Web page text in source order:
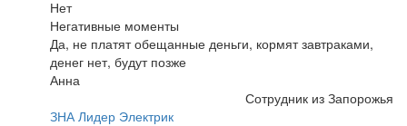
Нет
Негативные моменты
Да, не платят обещанные деньги, кормят завтраками,
денег нет, будут позже
Анна
Сотрудник из Запорожья
ЗНА Лидер Электрик